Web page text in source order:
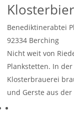
Benediktinerabtei
92334 Berching
Nicht weit von
Plankstetten. In
Klosterbrauerei
und Gerste aus
Weiterlesen …